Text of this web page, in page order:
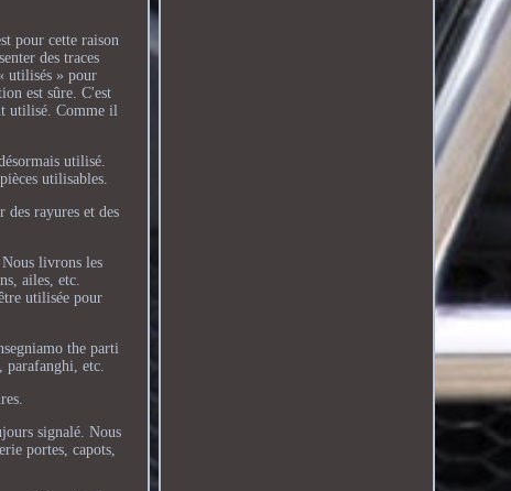
pour cette raison
des traces
utilisés » pour
est sûre. C'est
utilisé. Comme il
utilisé.
utilisables.
des rayures et des
Nous livrons les
ailes, etc.
utilisée pour
the parti
parafanghi, etc.
signalé. Nous
portes, capots,